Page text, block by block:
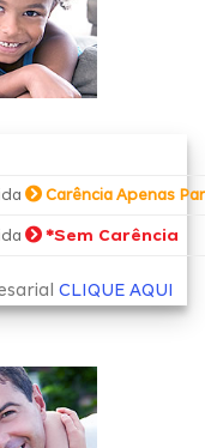
Carência Apenas
*Sem Carência
CLIQUE AQUI